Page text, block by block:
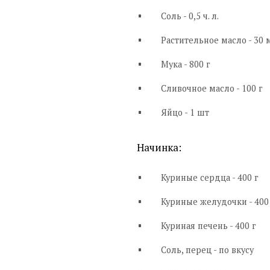
Соль - 0,5 ч. л.
Растительное масло - 30
Мука - 800 г
Сливочное масло - 100 г
Яйцо - 1 шт
Начинка:
Куриные сердца - 400 г
Куриные желудочки - 400
Куриная печень - 400 г
Соль, перец - по вкусу